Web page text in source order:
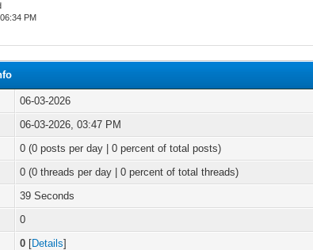
PM
06-03-2026
06-03-2026, 03:47 PM
0 (0 posts per day | 0 percent of total posts)
0 (0 threads per day | 0 percent of total threads)
39 Seconds
0
0 [Details]